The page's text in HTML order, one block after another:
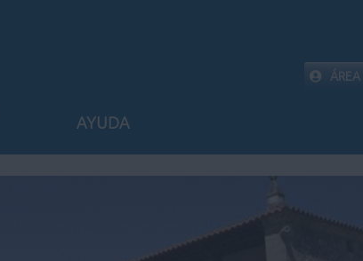
AYUDA
ÁREA